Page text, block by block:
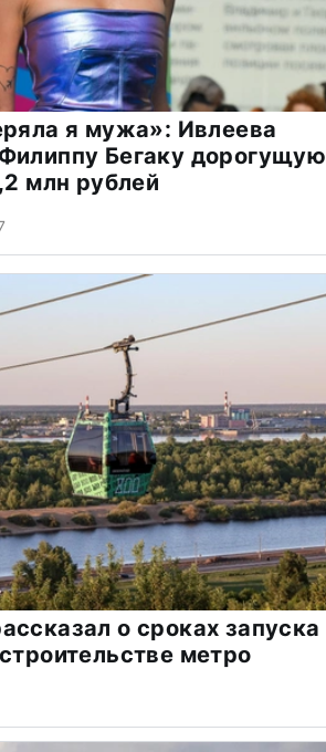
я мужа»: Ивлеева
Бегаку дорогущую
млн рублей
о сроках запуска
метро